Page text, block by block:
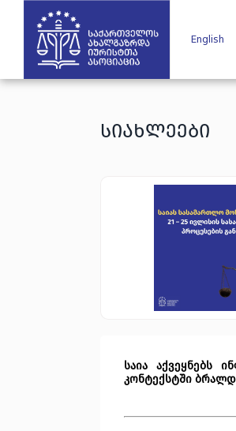
English
სიახლეები
საია აქვეყნებს
კონტექსტში